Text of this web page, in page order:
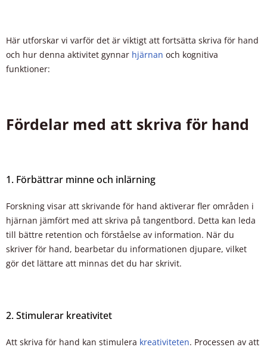
Här utforskar vi varför det är viktigt att fortsätta skriva för hand
och hur denna aktivitet gynnar hjärnan och kognitiva
funktioner:
Fördelar med att skriva för hand
1. Förbättrar minne och inlärning
Forskning visar att skrivande för hand aktiverar fler områden i
hjärnan jämfört med att skriva på tangentbord. Detta kan leda
till bättre retention och förståelse av information. När du
skriver för hand, bearbetar du informationen djupare, vilket
gör det lättare att minnas det du har skrivit.
2. Stimulerar kreativitet
Att skriva för hand kan stimulera kreativiteten. Processen av att